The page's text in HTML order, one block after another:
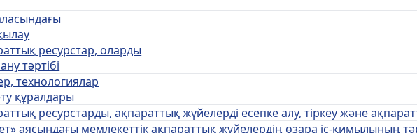
ресурстар, оларды
тәртібі
технологиялар
құралдары
ресурстарды, ақпараттық жүйелерді есепке алу, тіркеу және
аясындағы мемлекеттік ақпараттық жүйелердің өзара іс-қимылының